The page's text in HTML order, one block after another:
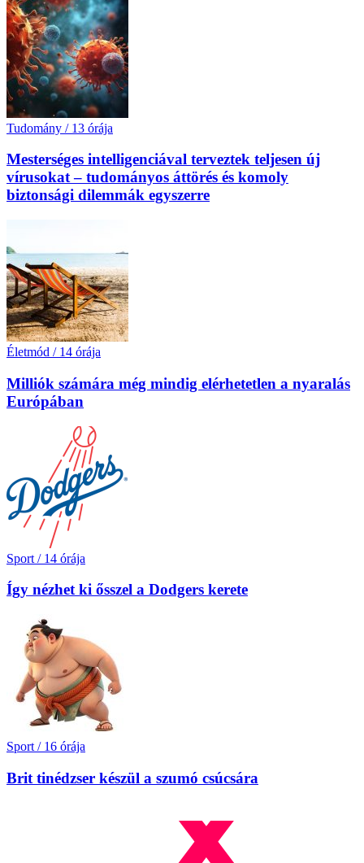
Tudomány / 13 órája
Mesterséges intelligenciával terveztek teljesen új
vírusokat – tudományos áttörés és komoly
biztonsági dilemmák egyszerre
Életmód / 14 órája
Milliók számára még mindig elérhetetlen a nyaralás
Európában
Sport / 14 órája
Így nézhet ki ősszel a Dodgers kerete
Sport / 16 órája
Brit tinédzser készül a szumó csúcsára